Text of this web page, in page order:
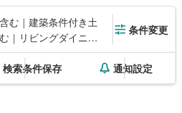
む｜建築条件付き土
｜リビングダイニン
条件変更
検索条件保存 通知設定